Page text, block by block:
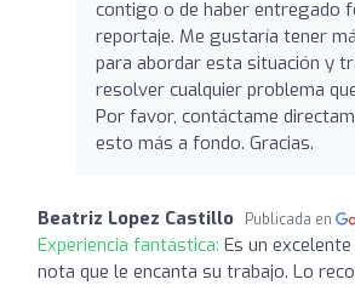
contigo o de haber entregado
reportaje. Me gustaría tener
para abordar esta situación y
resolver cualquier problema
Por favor, contáctame
esto más a fondo. Gracias.
Beatriz Lopez Castillo Publicada en
Experiencia fantástica: Es un
nota que le encanta su trabajo. Lo